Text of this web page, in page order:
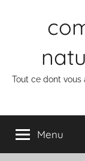
Tout ce dont
Menu